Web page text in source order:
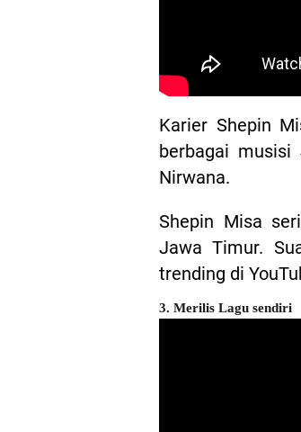
Karier Shepin
berbagai
Nirwana.
Shepin Misa
Jawa Timur.
trending di
3. Merilis Lagu sendiri